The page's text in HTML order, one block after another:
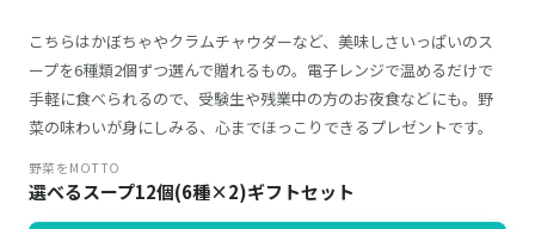
こちらはかぼちゃやクラムチャウダーなど、美味しさいっぱいのス
ープを6種類2個ずつ選んで贈れるもの。電子レンジで温めるだけで
手軽に食べられるので、受験生や残業中の方のお夜食などにも。野
菜の味わいが身にしみる、心までほっこりできるプレゼントです。
野菜をMOTTO
選べるスープ12個(6種×2)ギフトセット